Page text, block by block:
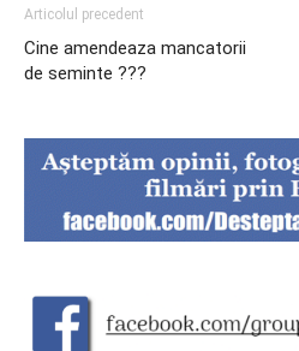
Articolul precedent
Cine amendeaza mancatorii
de seminte ???